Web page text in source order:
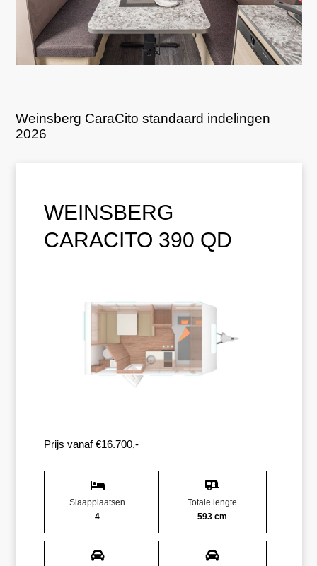
Weinsberg CaraCito standaard indelingen
2026
WEINSBERG
CARACITO 390 QD
Prijs vanaf €16.700,-
Slaapplaatsen
4
Totale lengte
593 cm